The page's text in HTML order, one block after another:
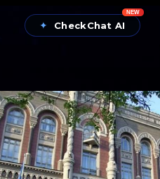
✦ CheckChat AI
NEW